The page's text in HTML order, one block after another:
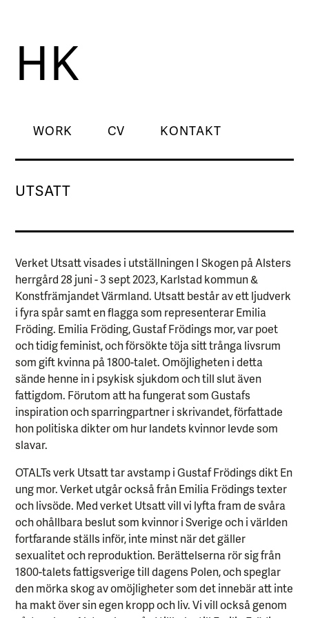
HK
WORK CV KONTAKT
UTSATT
Verket Utsatt visades i utställningen I Skogen på Alsters
herrgård 28 juni - 3 sept 2023, Karlstad kommun &
Konstfrämjandet Värmland. Utsatt består av ett ljudverk
i fyra spår samt en flagga som representerar Emilia
Fröding. Emilia Fröding, Gustaf Frödings mor, var poet
och tidig feminist, och försökte töja sitt trånga livsrum
som gift kvinna på 1800-talet. Omöjligheten i detta
sände henne in i psykisk sjukdom och till slut även
fattigdom. Förutom att ha fungerat som Gustafs
inspiration och sparringpartner i skrivandet, författade
hon politiska dikter om hur landets kvinnor levde som
slavar.
OTALTs verk Utsatt tar avstamp i Gustaf Frödings dikt En
ung mor. Verket utgår också från Emilia Frödings texter
och livsöde. Med verket Utsatt vill vi lyfta fram de svåra
och ohållbara beslut som kvinnor i Sverige och i världen
fortfarande ställs inför, inte minst när det gäller
sexualitet och reproduktion. Berättelserna rör sig från
1800-talets fattigsverige till dagens Polen, och speglar
den mörka skog av omöjligheter som det innebär att inte
ha makt över sin egen kropp och liv. Vi vill också genom